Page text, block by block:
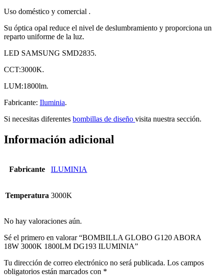
Uso doméstico y comercial .
Su óptica opal reduce el nivel de deslumbramiento y proporciona un
reparto uniforme de la luz.
LED SAMSUNG SMD2835.
CCT:3000K.
LUM:1800lm.
Fabricante: Iluminia.
Si necesitas diferentes bombillas de diseño visita nuestra sección.
Información adicional
Fabricante ILUMINIA
Temperatura 3000K
No hay valoraciones aún.
Sé el primero en valorar “BOMBILLA GLOBO G120 ABORA
18W 3000K 1800LM DG193 ILUMINIA”
Tu dirección de correo electrónico no será publicada. Los campos
obligatorios están marcados con *